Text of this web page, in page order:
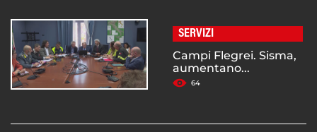
SERVIZI
Campi Flegrei. Sisma,
aumentano...
64